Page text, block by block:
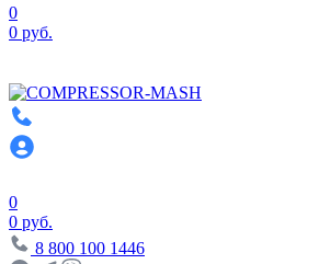
0
0 руб.
0
0 руб.
8 800 100 1446